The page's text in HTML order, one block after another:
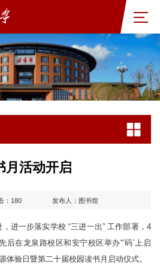
月活动开启
： 180 发布人：图书馆
进一步落实学校 “三进一出” 工作部署，4
后在龙泉路校区和安宁校区举办“‘码’上启
体验日暨第二十届校园读书月启动仪式。